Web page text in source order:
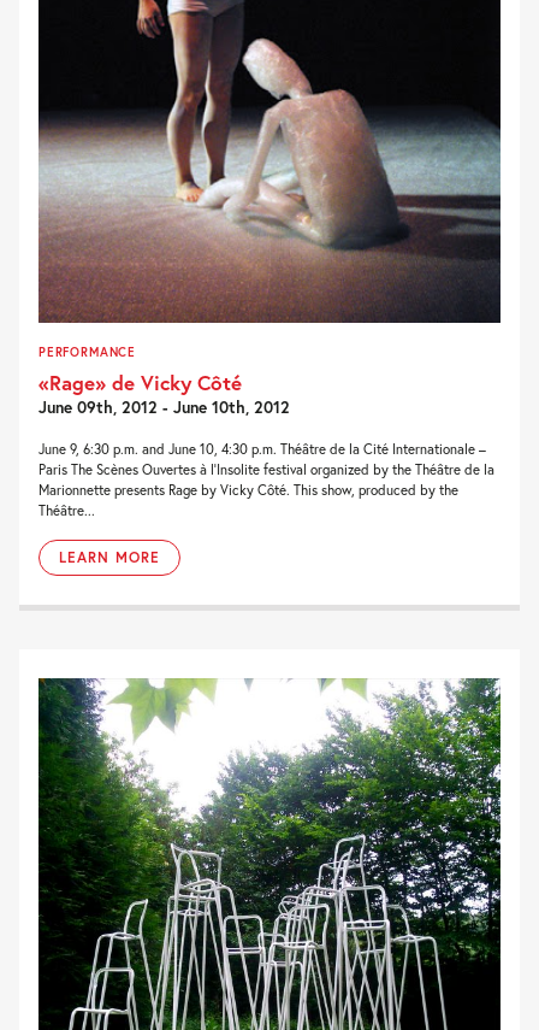
PERFORMANCE
«Rage» de Vicky Côté
June 09th, 2012 - June 10th, 2012
June 9, 6:30 p.m. and June 10, 4:30 p.m. Théâtre de la Cité Internationale –
Paris The Scènes Ouvertes à l’Insolite festival organized by the Théâtre de la
Marionnette presents Rage by Vicky Côté. This show, produced by the
Théâtre...
LEARN MORE